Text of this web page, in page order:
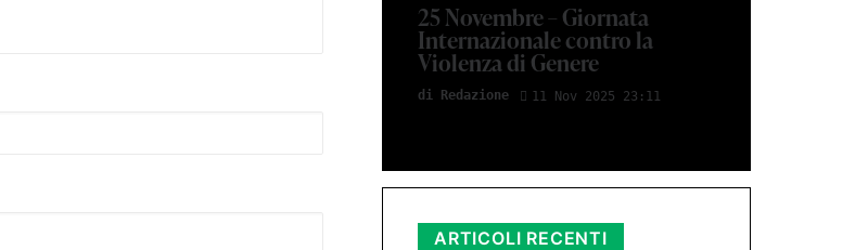
25 Novembre – Giornata
Internazionale contro la
Violenza di Genere
di Redazione 11 Nov 2025 23:11
ARTICOLI RECENTI